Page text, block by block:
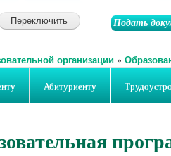
Подать
организации »
Абитуриенту